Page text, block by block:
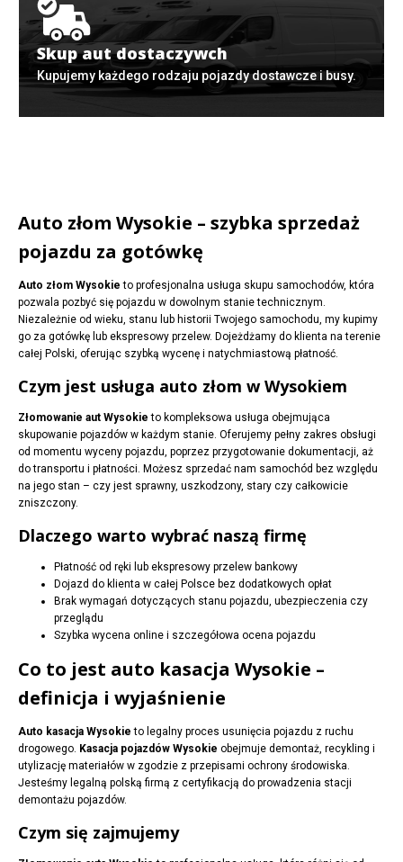
Skup aut dostaczywch
Kupujemy każdego rodzaju pojazdy dostawcze i busy.
Auto złom Wysokie – szybka sprzedaż
pojazdu za gotówkę
Auto złom Wysokie to profesjonalna usługa skupu samochodów, która
pozwala pozbyć się pojazdu w dowolnym stanie technicznym.
Niezależnie od wieku, stanu lub historii Twojego samochodu, my kupimy
go za gotówkę lub ekspresowy przelew. Dojeżdżamy do klienta na terenie
całej Polski, oferując szybką wycenę i natychmiastową płatność.
Czym jest usługa auto złom w Wysokiem
Złomowanie aut Wysokie to kompleksowa usługa obejmująca
skupowanie pojazdów w każdym stanie. Oferujemy pełny zakres obsługi
od momentu wyceny pojazdu, poprzez przygotowanie dokumentacji, aż
do transportu i płatności. Możesz sprzedać nam samochód bez względu
na jego stan – czy jest sprawny, uszkodzony, stary czy całkowicie
zniszczony.
Dlaczego warto wybrać naszą firmę
Płatność od ręki lub ekspresowy przelew bankowy
Dojazd do klienta w całej Polsce bez dodatkowych opłat
Brak wymagań dotyczących stanu pojazdu, ubezpieczenia czy
przeglądu
Szybka wycena online i szczegółowa ocena pojazdu
Co to jest auto kasacja Wysokie –
definicja i wyjaśnienie
Auto kasacja Wysokie to legalny proces usunięcia pojazdu z ruchu
drogowego. Kasacja pojazdów Wysokie obejmuje demontaż, recykling i
utylizację materiałów w zgodzie z przepisami ochrony środowiska.
Jesteśmy legalną polską firmą z certyfikacją do prowadzenia stacji
demontażu pojazdów.
Czym się zajmujemy